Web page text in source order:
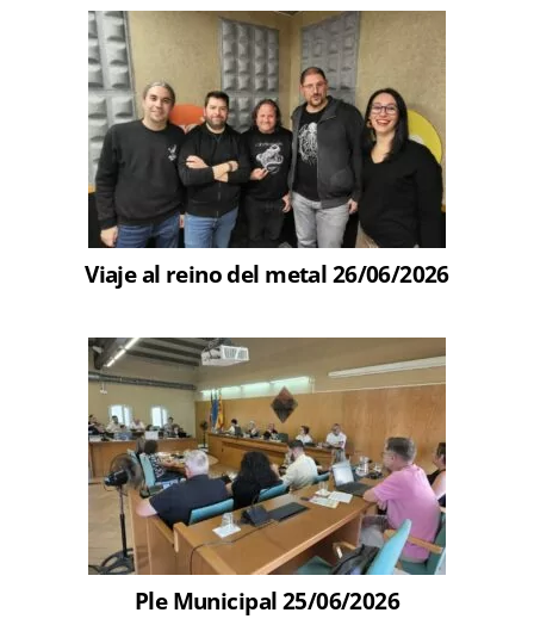
Viaje al reino del metal 26/06/2026
Ple Municipal 25/06/2026